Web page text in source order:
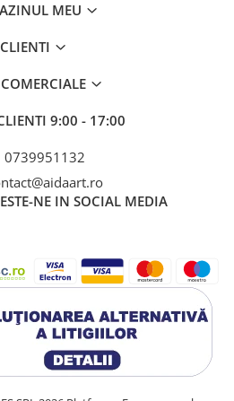
MEU
CLIENTI
9:00 - 17:00
0739951132
NE IN SOCIAL MEDIA